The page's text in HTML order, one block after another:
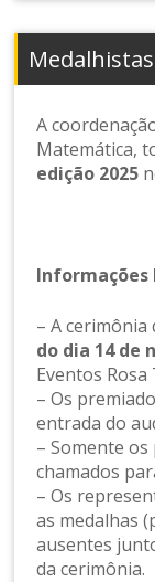
A
Matemática,
edição 2025
– A cerimônia
do dia 14 de
Eventos Rosa
– Os
entrada do
– Somente
chamados
– Os
as medalhas
ausentes
da cerimônia.